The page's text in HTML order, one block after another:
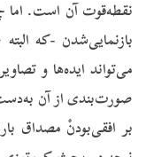
نقطه‌قوت آن است. اما
بازنمایی‌شدن -که
می‌تواند ایده‌ها و
صورت‌بندی از آن به‌دست
بر افقی‌بودنْ مصداق